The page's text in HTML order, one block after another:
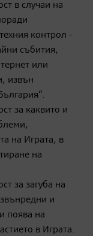
в случаи на
контрол -
събития,
или
извън
за каквито и
на Играта, в
на
за загуба на
и
поява на
в Играта.